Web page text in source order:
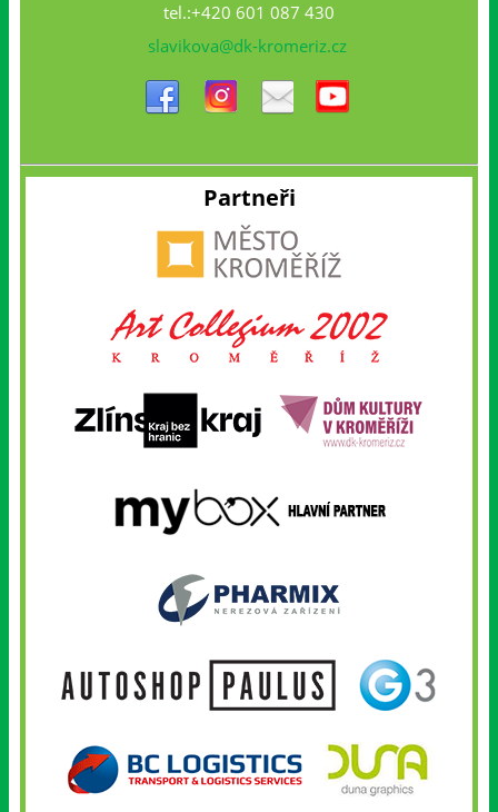
tel.:+420 601 087 430
slavikova@dk-kromeriz.cz
Partneři